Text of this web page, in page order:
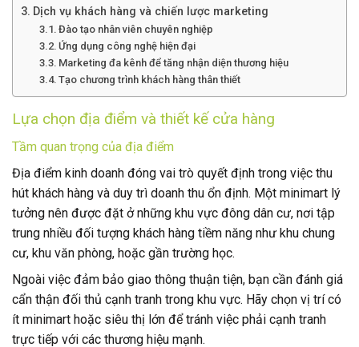
Dịch vụ khách hàng và chiến lược marketing
Đào tạo nhân viên chuyên nghiệp
Ứng dụng công nghệ hiện đại
Marketing đa kênh để tăng nhận diện thương hiệu
Tạo chương trình khách hàng thân thiết
Lựa chọn địa điểm và thiết kế cửa hàng
Tầm quan trọng của địa điểm
Địa điểm kinh doanh đóng vai trò quyết định trong việc thu
hút khách hàng và duy trì doanh thu ổn định. Một minimart lý
tưởng nên được đặt ở những khu vực đông dân cư, nơi tập
trung nhiều đối tượng khách hàng tiềm năng như khu chung
cư, khu văn phòng, hoặc gần trường học.
Ngoài việc đảm bảo giao thông thuận tiện, bạn cần đánh giá
cẩn thận đối thủ cạnh tranh trong khu vực. Hãy chọn vị trí có
ít minimart hoặc siêu thị lớn để tránh việc phải cạnh tranh
trực tiếp với các thương hiệu mạnh.